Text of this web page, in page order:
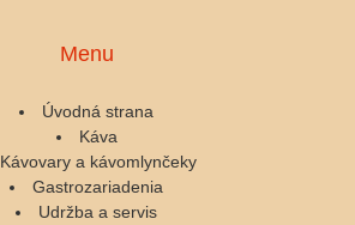
Menu
Úvodná strana
Káva
Kávovary a kávomlynčeky
Gastrozariadenia
Udržba a servis